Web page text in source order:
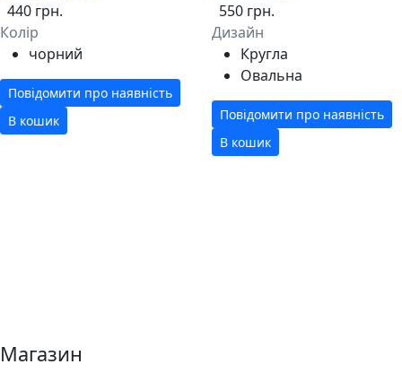
440 грн.
Колір
чорний
Повідомити про наявність
В кошик
550 грн.
Дизайн
Кругла
Овальна
Повідомити про наявність
В кошик
Магазин